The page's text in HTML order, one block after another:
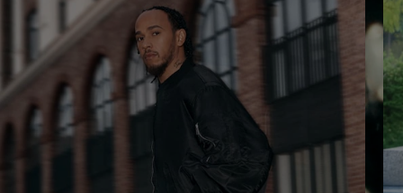
AF
TE
SPELEN
HIER
OM
HET
DEMPEN